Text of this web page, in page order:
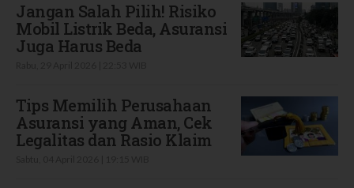
Jangan Salah Pilih! Risiko
Mobil Listrik Beda, Asuransi
Juga Harus Beda
Tips Memilih Perusahaan
Asuransi yang Aman, Cek
Legalitas dan Rasio Klaim